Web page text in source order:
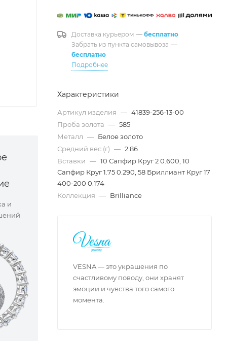
и
Доставка курьером — бесплатно
Забрать из пункта самовывоза —
бесплатно
Подробнее
Характеристики
Артикул изделия — 41839-256-13-00
Проба золота — 585
Металл — Белое золото
Средний вес (г) — 2.86
Вставки — 10 Сапфир Круг 2 0.600, 10
Сапфир Круг 1.75 0.290, 58 Бриллиант Круг 17
400-200 0.174
Коллекция — Brilliance
VESNA — это украшения по
счастливому поводу, они хранят
эмоции и чувства того самого
момента.